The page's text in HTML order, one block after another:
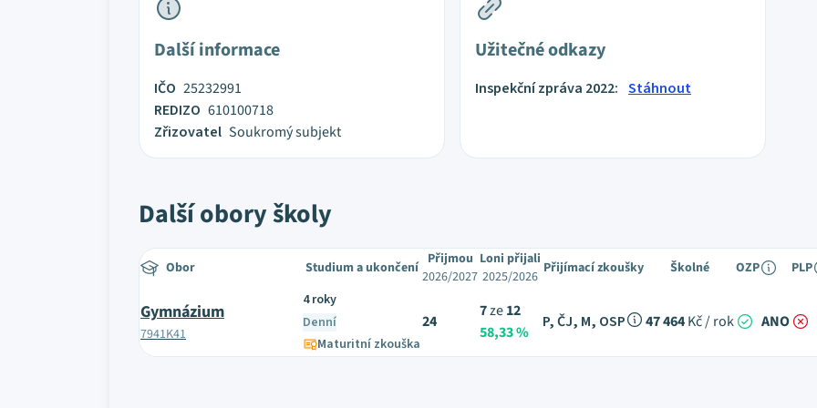
Další informace
IČO 25232991
REDIZO 610100718
Zřizovatel Soukromý subjekt
Užitečné odkazy
Inspekční zpráva 2022: Stáhnout
Další obory školy
Obor Studium a ukončení Přijmou
2026/2027
Loni přijali
2025/2026 Přijímací zkoušky Školné OZP PLP
Gymnázium
7941K41
4 roky
Denní
Maturitní zkouška
24
7ze12
58,33 %
P, ČJ, M, OSP 47 464Kč / rok ANO